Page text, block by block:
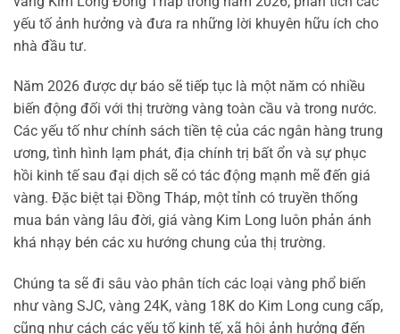
yếu tố ảnh hưởng và đưa ra những lời khuyên hữu ích cho
nhà đầu tư.
Năm 2026 được dự báo sẽ tiếp tục là một năm có nhiều
biến động đối với thị trường vàng toàn cầu và trong nước.
Các yếu tố như chính sách tiền tệ của các ngân hàng trung
ương, tình hình lạm phát, địa chính trị bất ổn và sự phục
hồi kinh tế sau đại dịch sẽ có tác động mạnh mẽ đến giá
vàng. Đặc biệt tại Đồng Tháp, một tỉnh có truyền thống
mua bán vàng lâu đời, giá vàng Kim Long luôn phản ánh
khá nhạy bén các xu hướng chung của thị trường.
Chúng ta sẽ đi sâu vào phân tích các loại vàng phổ biến
như vàng SJC, vàng 24K, vàng 18K do Kim Long cung cấp,
cũng như cách các yếu tố kinh tế, xã hội ảnh hưởng đến